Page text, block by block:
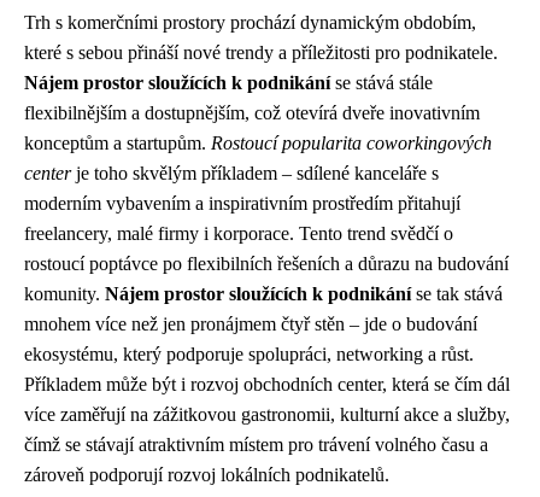
Trh s komerčními prostory prochází dynamickým obdobím,
které s sebou přináší nové trendy a příležitosti pro podnikatele.
Nájem prostor sloužících k podnikáníse stává stále
flexibilnějším a dostupnějším, což otevírá dveře inovativním
konceptům a startupům. Rostoucí popularita coworkingových
centerje toho skvělým příkladem – sdílené kanceláře s
moderním vybavením a inspirativním prostředím přitahují
freelancery, malé firmy i korporace. Tento trend svědčí o
rostoucí poptávce po flexibilních řešeních a důrazu na budování
komunity. Nájem prostor sloužících k podnikáníse tak stává
mnohem více než jen pronájmem čtyř stěn – jde o budování
ekosystému, který podporuje spolupráci, networking a růst.
Příkladem může být i rozvoj obchodních center, která se čím dál
více zaměřují na zážitkovou gastronomii, kulturní akce a služby,
čímž se stávají atraktivním místem pro trávení volného času a
zároveň podporují rozvoj lokálních podnikatelů.